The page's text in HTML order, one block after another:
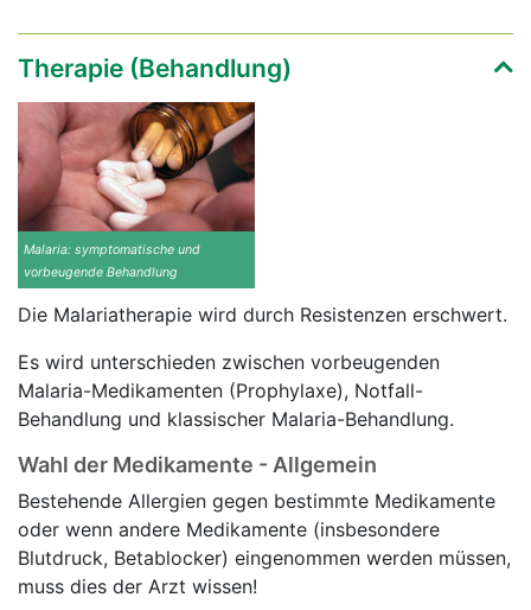
Therapie (Behandlung)
Malaria: symptomatische und
vorbeugende Behandlung
Die Malariatherapie wird durch Resistenzen erschwert.
Es wird unterschieden zwischen vorbeugenden
Malaria-Medikamenten (Prophylaxe), Notfall-
Behandlung und klassischer Malaria-Behandlung.
Wahl der Medikamente - Allgemein
Bestehende Allergien gegen bestimmte Medikamente
oder wenn andere Medikamente (insbesondere
Blutdruck, Betablocker) eingenommen werden müssen,
muss dies der Arzt wissen!